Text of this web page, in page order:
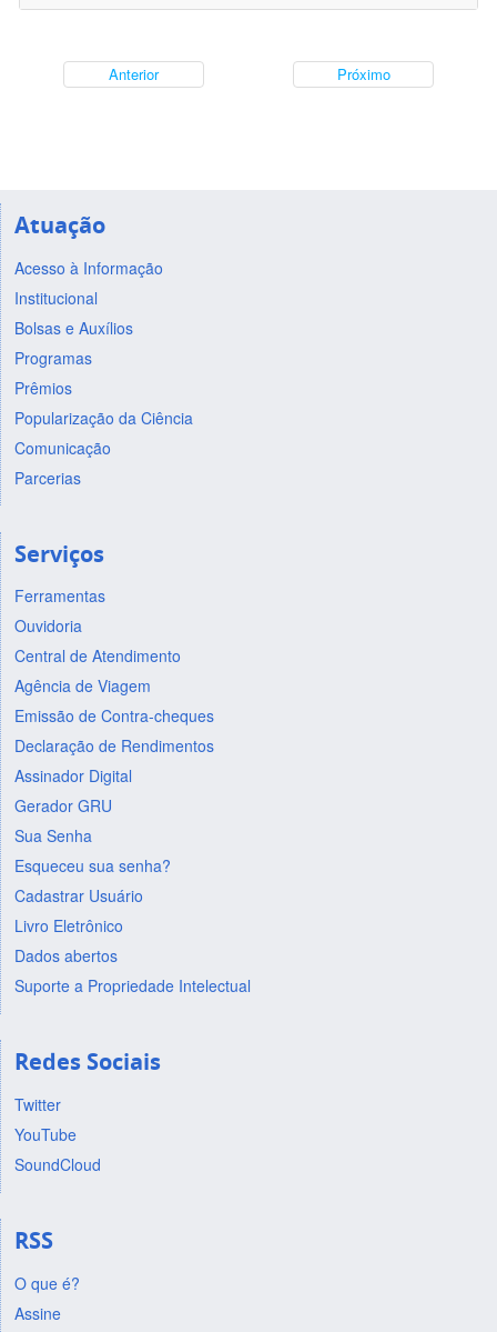
Anterior Próximo
Atuação
Acesso à Informação
Institucional
Bolsas e Auxílios
Programas
Prêmios
Popularização da Ciência
Comunicação
Parcerias
Serviços
Ferramentas
Ouvidoria
Central de Atendimento
Agência de Viagem
Emissão de Contra-cheques
Declaração de Rendimentos
Assinador Digital
Gerador GRU
Sua Senha
Esqueceu sua senha?
Cadastrar Usuário
Livro Eletrônico
Dados abertos
Suporte a Propriedade Intelectual
Redes Sociais
Twitter
YouTube
SoundCloud
RSS
O que é?
Assine